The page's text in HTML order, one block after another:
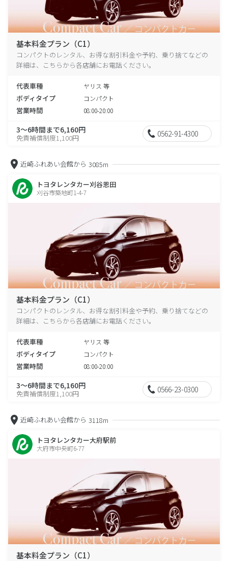
基本料金プラン（C1）
コンパクトのレンタル、お得な割引料金や予約、乗り捨てなどの
詳細は、こちらから各店舗にお電話ください。
代表車種 ヤリス 等
ボディタイプ コンパクト
営業時間 08:00-20:00
3～6時間まで6,160円
免責補償制度1,100円 0562-91-4300
近崎ふれあい会館から 3085m
トヨタレンタカー刈谷恩田
刈谷市築地町1-4-7
基本料金プラン（C1）
コンパクトのレンタル、お得な割引料金や予約、乗り捨てなどの
詳細は、こちらから各店舗にお電話ください。
代表車種 ヤリス 等
ボディタイプ コンパクト
営業時間 08:00-20:00
3～6時間まで6,160円
免責補償制度1,100円 0566-23-0300
近崎ふれあい会館から 3118m
トヨタレンタカー大府駅前
大府市中央町6-77
基本料金プラン（C1）